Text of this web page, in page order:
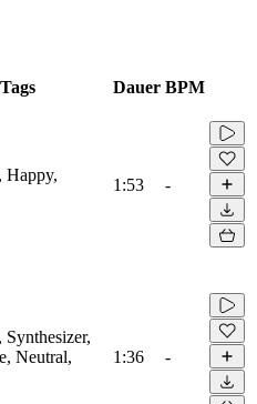
Tags Dauer BPM
Happy,
1:53 -
Neutral,
1:36 -